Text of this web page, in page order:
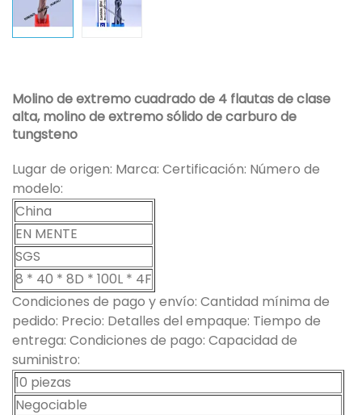
Molino de extremo cuadrado de 4 flautas de clase
alta, molino de extremo sólido de carburo de
tungsteno
Lugar de origen: Marca: Certificación: Número de
modelo:
China
EN MENTE
SGS
8 * 40 * 8D * 100L * 4F
Condiciones de pago y envío: Cantidad mínima de
pedido: Precio: Detalles del empaque: Tiempo de
entrega: Condiciones de pago: Capacidad de
suministro:
10 piezas
Negociable